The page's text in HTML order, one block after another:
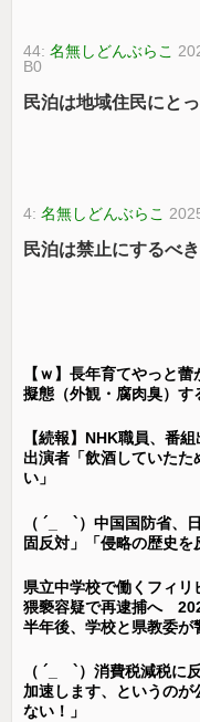
44:名無しどんぶらこ
B0
民泊は地域住民にと
4:名無しどんぶらこ
民泊は禁止にするべき
【ｗ】長年育てやっと
擬態（外観・腐肉臭）す
【続報】NHK職員、番
出演者「飲酒していた
い」
（ ´_ゝ`）中国国防省
固反対」「侵略の歴史を
県立中学校で働くフィ
猥褻容疑で再逮捕へ
半年後、学校と県教委が
（ ´_ゝ`）消費税減税
加速します、というの
ない！」